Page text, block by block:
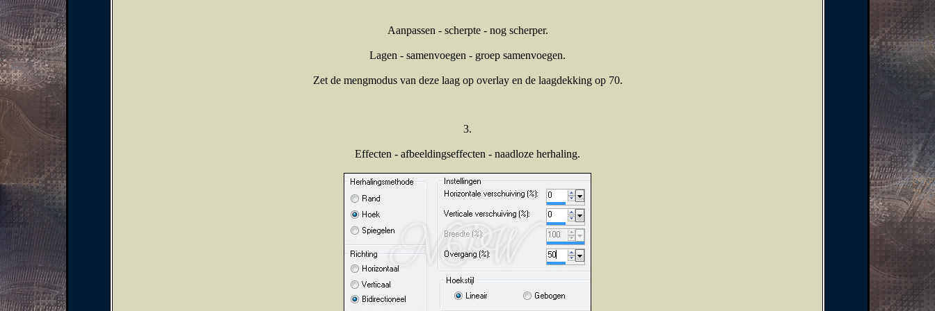
Aanpassen - scherpte - nog scherper.
Lagen - samenvoegen - groep samenvoegen.
Zet de mengmodus van deze laag op overlay en de laagdekking op 70.
3.
Effecten - afbeeldingseffecten - naadloze herhaling.